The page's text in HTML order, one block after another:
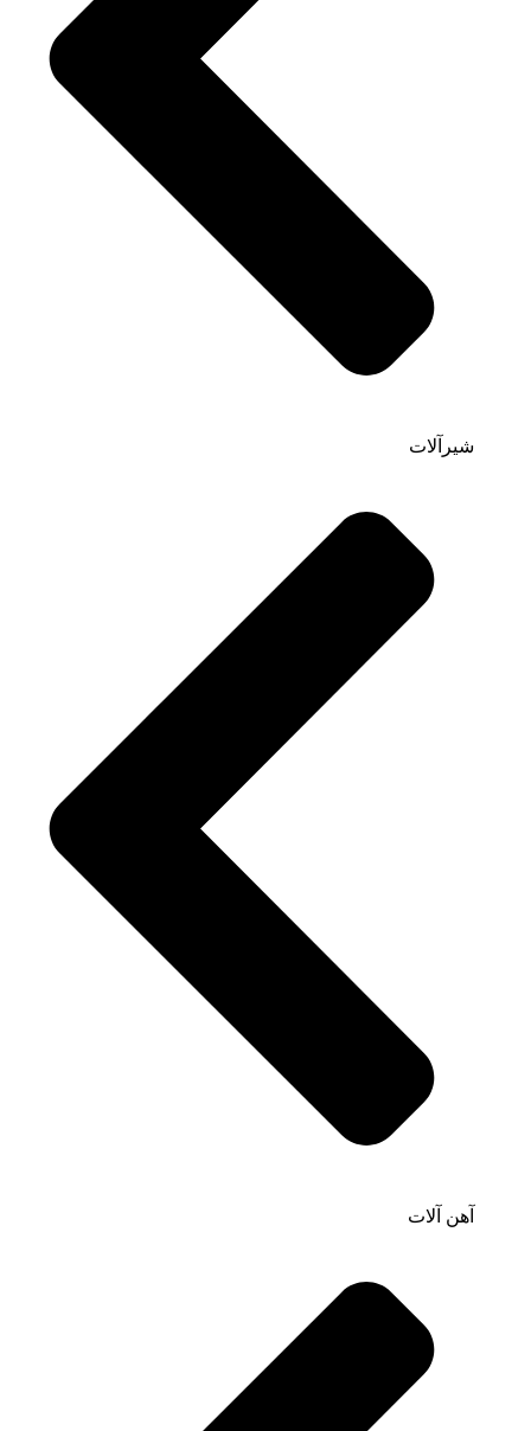
شیرآلات
آهن آلات